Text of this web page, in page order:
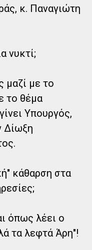
κ. Παναγιώτη
νυκτί;
μαζί με το
το θέμα
Υπουργός,
Δίωξη
κάθαρση στα
όπως λέει ο
τα λεφτά Άρη"!